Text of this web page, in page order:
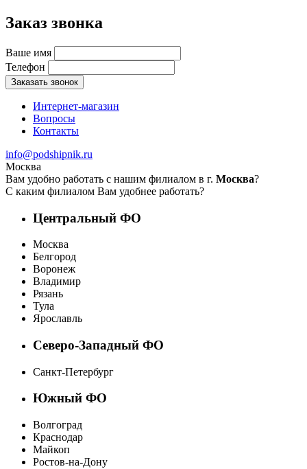
Заказ звонка
Ваше имя
Телефон
Заказать звонок
Интернет-магазин
Вопросы
Контакты
info@podshipnik.ru
Москва
Вам удобно работать с нашим филиалом в г. Москва?
С каким филиалом Вам удобнее работать?
Центральный ФО
Москва
Белгород
Воронеж
Владимир
Рязань
Тула
Ярославль
Северо-Западный ФО
Санкт-Петербург
Южный ФО
Волгоград
Краснодар
Майкоп
Ростов-на-Дону